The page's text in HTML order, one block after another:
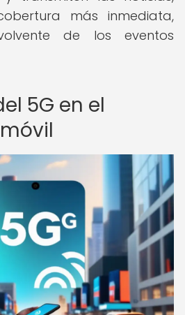
más inmediata,
de los eventos
5G en el